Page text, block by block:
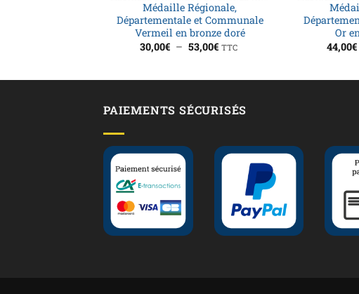
Médaille Régionale,
Départementale et Communale
Vermeil en bronze doré
30,00€ – 53,00€Plage
de
TTC
Or
44,00€
PAIEMENTS SÉCURISÉS